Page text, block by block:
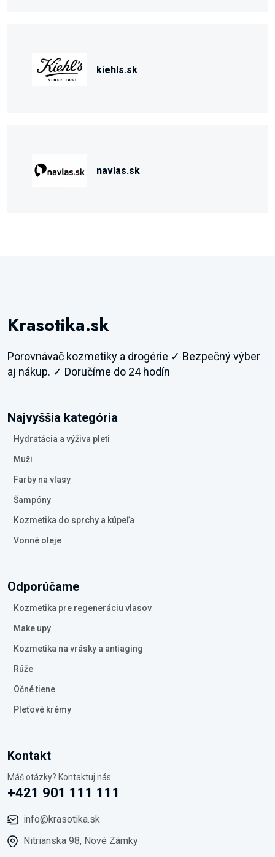
kiehls.sk
navlas.sk
Krasotika.sk
Porovnávač kozmetiky a drogérie ✓ Bezpečný výber
aj nákup. ✓ Doručíme do 24 hodín
Najvyššia kategória
Hydratácia a výživa pleti
Muži
Farby na vlasy
Šampóny
Kozmetika do sprchy a kúpeľa
Vonné oleje
Odporúčame
Kozmetika pre regeneráciu vlasov
Make upy
Kozmetika na vrásky a antiaging
Rúže
Očné tiene
Pleťové krémy
Kontakt
Máš otázky? Kontaktuj nás
+421 901 111 111
info@krasotika.sk
Nitrianska 98, Nové Zámky